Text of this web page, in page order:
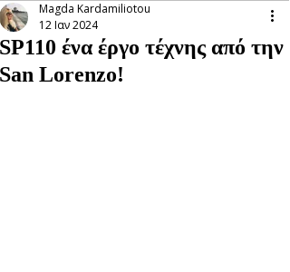
SP110 ένα έργο τέχνης από την
San Lorenzo!
Magda Kardamiliotou
12 Ιαν 2024